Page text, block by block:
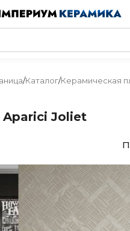
/Каталог/Керамическая
Aparici Joliet